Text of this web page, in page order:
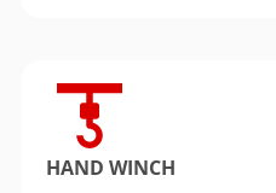
HAND WINCH